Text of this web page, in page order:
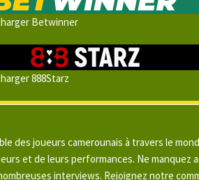
Betwinner
888Starz
des joueurs camerounais à travers le
et de leurs performances. Ne manquez
interviews. Rejoignez notre